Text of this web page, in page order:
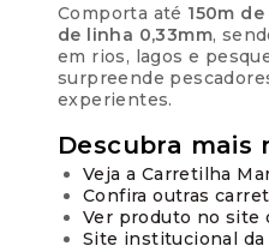
Comporta até 150m
de linha 0,33mm,
em rios, lagos e
surpreende
experientes.
Descubra mais
Veja a Carretilha
Confira outras
Ver produto no site
Site institucional da